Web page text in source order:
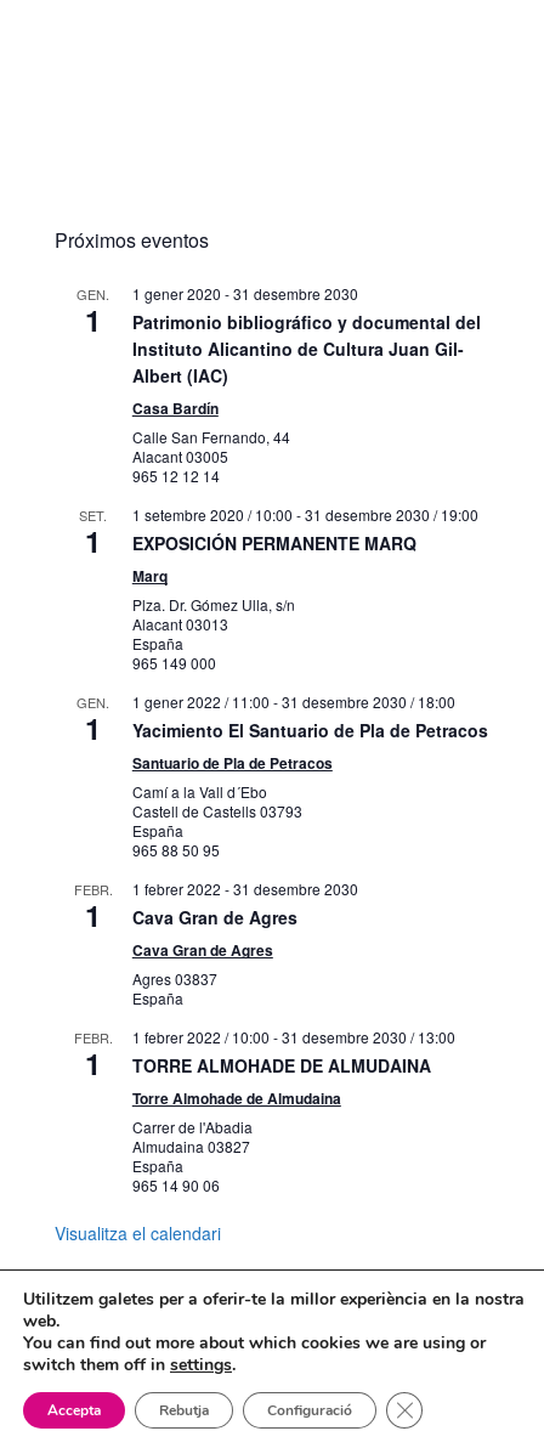
Próximos eventos
GEN.
1
1 gener 2020 -31 desembre 2030
Patrimonio bibliográfico y documental del
Instituto Alicantino de Cultura Juan Gil-
Albert (IAC)
Casa Bardín
Calle San Fernando, 44
Alacant03005
965 12 12 14
SET.
1
1 setembre 2020 / 10:00 -31 desembre 2030 / 19:00
EXPOSICIÓN PERMANENTE MARQ
Marq
Plza. Dr. Gómez Ulla, s/n
Alacant03013
España
965 149 000
GEN.
1
1 gener 2022 / 11:00 -31 desembre 2030 / 18:00
Yacimiento El Santuario de Pla de Petracos
Santuario de Pla de Petracos
Camí a la Vall d´Ebo
Castell de Castells03793
España
965 88 50 95
FEBR.
1
1 febrer 2022 -31 desembre 2030
Cava Gran de Agres
Cava Gran de Agres
Agres03837
España
FEBR.
1
1 febrer 2022 / 10:00 -31 desembre 2030 / 13:00
TORRE ALMOHADE DE ALMUDAINA
Torre Almohade de Almudaina
Carrer de l'Abadia
Almudaina 03827
España
965 14 90 06
Visualitza el calendari
Mapa web
Política de Privacidad
Politica de cookies
Utilitzem galetes per a oferir-te la millor experiència en la nostra
web.
You can find out more about which cookies we are using or
switch them off in settings.
Accepta Rebutja Configuració Tanca el bàner de